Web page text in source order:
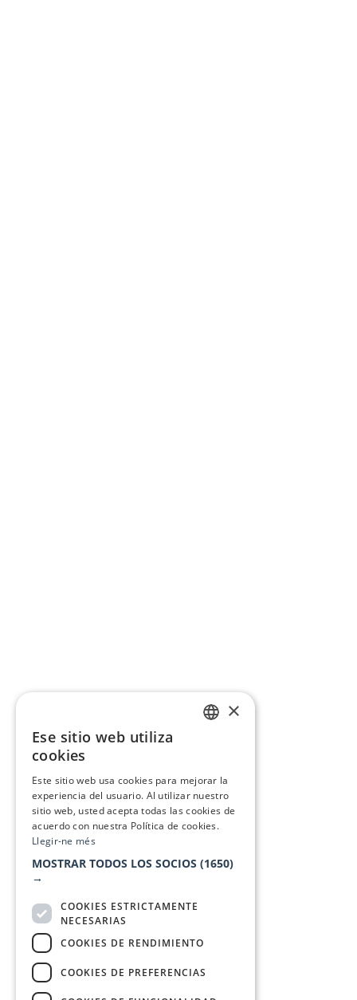
×
Ese sitio web utiliza
cookies
Este sitio web usa cookies para mejorar la
experiencia del usuario. Al utilizar nuestro
sitio web, usted acepta todas las cookies de
acuerdo con nuestra Política de cookies.
Llegir-ne més
MOSTRAR TODOS LOS SOCIOS (1650)
→
COOKIES ESTRICTAMENTE
NECESARIAS
COOKIES DE RENDIMIENTO
COOKIES DE PREFERENCIAS